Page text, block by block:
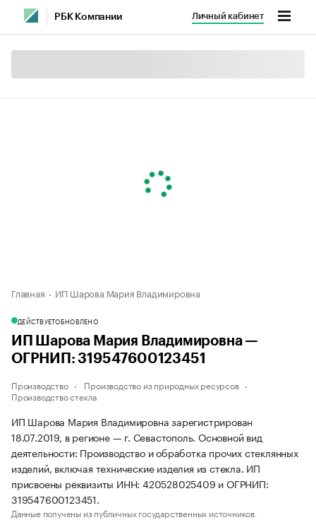
РБК Компании Личный кабинет
Главная ИП Шарова Мария Владимировна
ДЕЙСТВУЕТОБНОВЛЕНО
ИП Шарова Мария Владимировна —
ОГРНИП: 319547600123451
Производство
Производство из природных ресурсов
Производство стекла
ИП Шарова Мария Владимировна зарегистрирован
18.07.2019, в регионе — г. Севастополь. Основной вид
деятельности: Производство и обработка прочих стеклянных
изделий, включая технические изделия из стекла. ИП
присвоены реквизиты ИНН: 420528025409 и ОГРНИП:
319547600123451.
Данные получены из публичных государственных источников.